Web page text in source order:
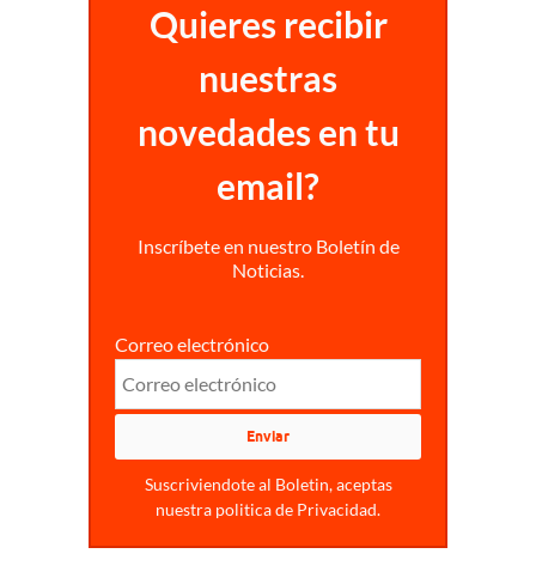
Quieres recibir
nuestras
novedades en tu
email?
Inscríbete en nuestro Boletín de
Noticias.
Correo electrónico
Suscriviendote al Boletin, aceptas
nuestra politica de Privacidad.